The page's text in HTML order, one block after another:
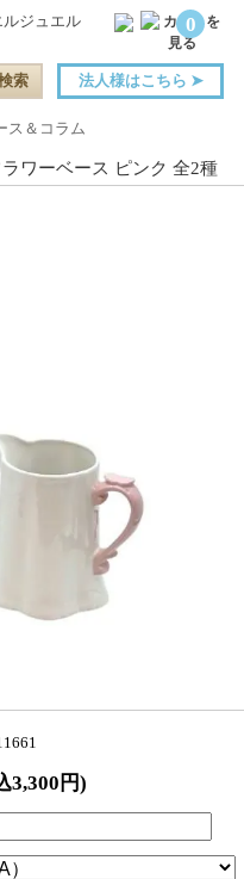
0
法人様はこちら ➤
ス＆コラム
ワーベース ピンク 全2種
3,300円)